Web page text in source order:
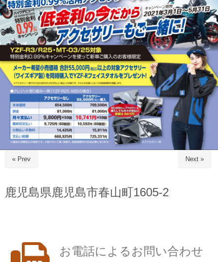
« Prev Next »
鹿児島県鹿児島市春山町1605-2
お電話によるお問い合わせ